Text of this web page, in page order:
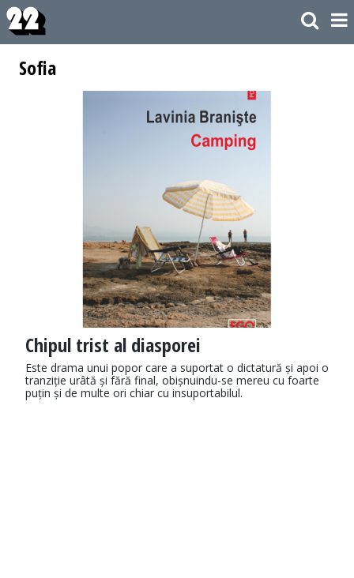
Sofia
Chipul trist al diasporei
Este drama unui popor care a suportat o dictatură și apoi o
tranziție urâtă și fără final, obișnuindu-se mereu cu foarte
puțin și de multe ori chiar cu insuportabilul.